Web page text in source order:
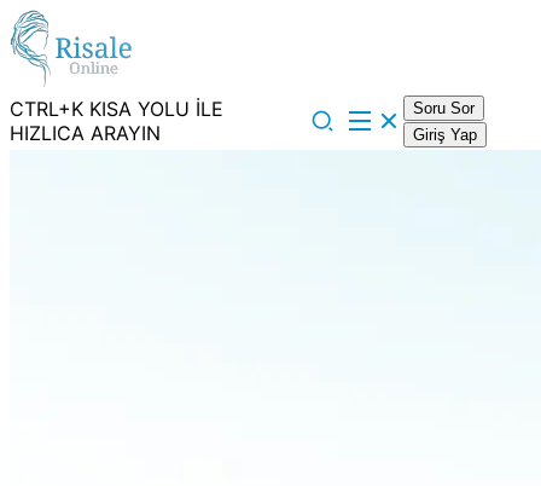
CTRL+K KISA YOLU İLE
HIZLICA ARAYIN
Soru Sor
Giriş Yap